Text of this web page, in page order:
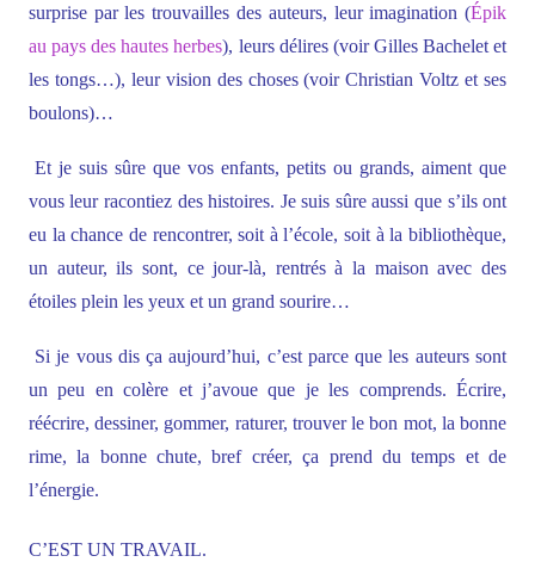
surprise par les trouvailles des auteurs, leur imagination (Épik
au pays des hautes herbes), leurs délires (voir Gilles Bachelet et
les tongs…), leur vision des choses (voir Christian Voltz et ses
boulons)…
Et je suis sûre que vos enfants, petits ou grands, aiment que
vous leur racontiez des histoires. Je suis sûre aussi que s’ils ont
eu la chance de rencontrer, soit à l’école, soit à la bibliothèque,
un auteur, ils sont, ce jour-là, rentrés à la maison avec des
étoiles plein les yeux et un grand sourire…
Si je vous dis ça aujourd’hui, c’est parce que les auteurs sont
un peu en colère et j’avoue que je les comprends. Écrire,
réécrire, dessiner, gommer, raturer, trouver le bon mot, la bonne
rime, la bonne chute, bref créer, ça prend du temps et de
l’énergie.
C’EST UN TRAVAIL.